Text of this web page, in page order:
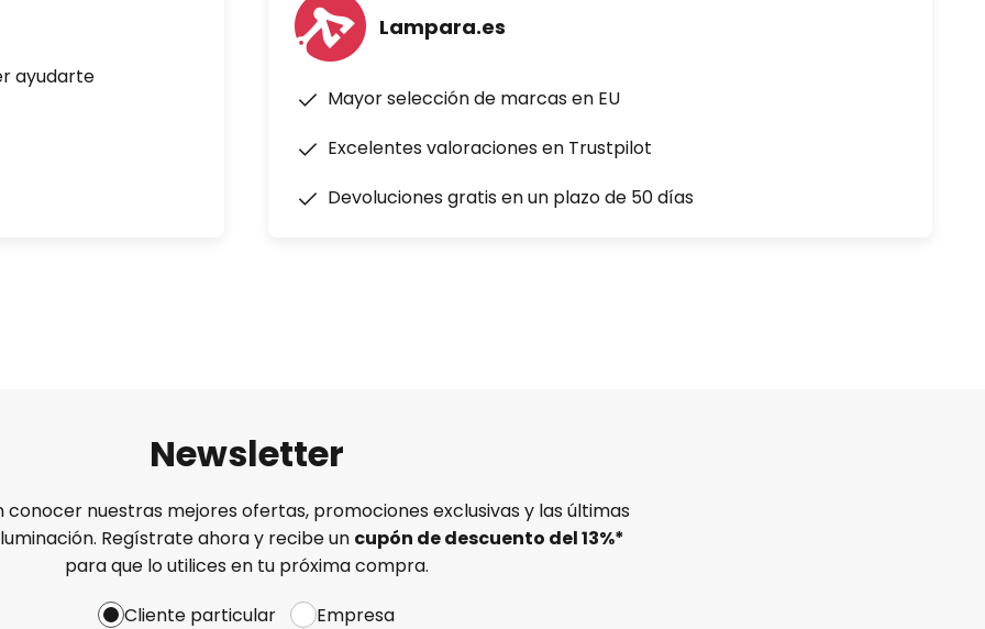
ayudarte
Lampara.es
Mayor selección de marcas en EU
Excelentes valoraciones en Trustpilot
Devoluciones gratis en un plazo de 50 días
Newsletter
conocer nuestras mejores ofertas, promociones exclusivas y las últimas
Regístrate ahora y recibe un cupón de descuento del13%*
para que lo utilices en tu próxima compra.
Cliente particular
Empresa